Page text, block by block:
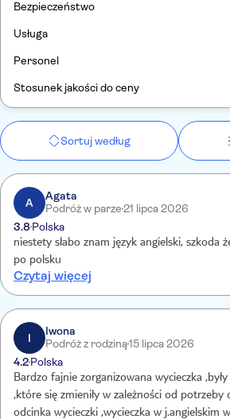
Bezpieczeństwo
Usługa
Personel
Stosunek jakości do ceny
Sortuj według
A
Agata
Podróż w parze21 lipca 2026
3.8 Polska
niestety słabo znam język angielski, szkoda
po polsku
Czytaj więcej
I
Iwona
Podróż z rodziną15 lipca 2026
4.2Polska
Bardzo fajnie zorganizowana wycieczka
,które się zmieniły w zależności od potrzeby
odcinka wycieczki ,wycieczka w j.angielskim